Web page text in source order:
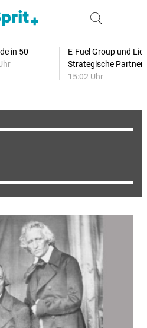
in 50
E-Fuel Group und
Strategische
15:02 Uhr